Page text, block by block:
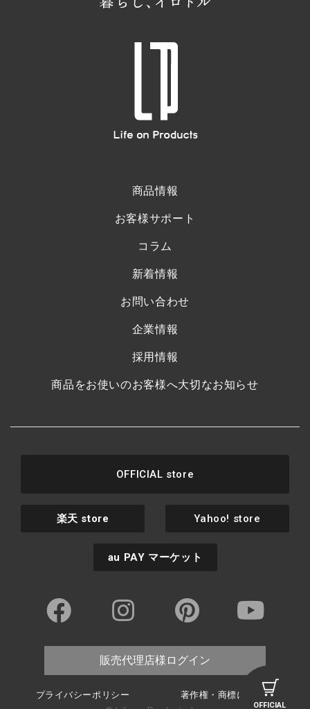
OFFICIAL
商品情報
お客様サポート
コラム
新着情報
お問い合わせ
企業情報
採用情報
商品をお使いのお客様へ大切なお知らせ
OFFICIAL store
楽天 store Yahoo! store
au PAY マーケット
販売代理店様ログイン
プライバシーポリシー 著作権・商標について